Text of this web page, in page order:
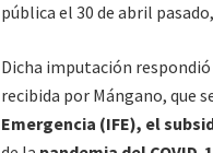
pública el 30 de abril
Dicha imputación
recibida por Mángano, que
Emergencia (IFE), el